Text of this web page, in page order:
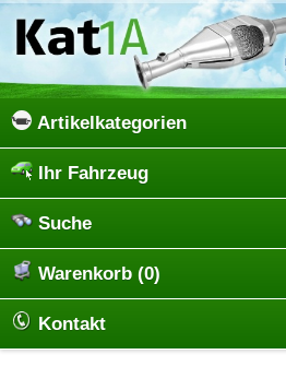
Artikelkategorien
Ihr Fahrzeug
Suche
Warenkorb (0)
Kontakt